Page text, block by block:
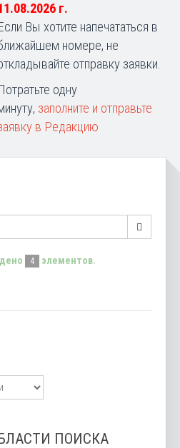
г.
Вы хотите напечататься в
номере, не
отправку заявки.
одну
заполните и отправьте
в Редакцию
4 элементов.
ПОИСКА